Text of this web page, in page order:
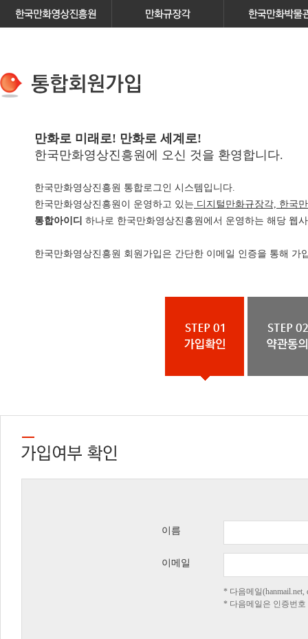
만화로 미래로! 만화로 세계로!
한국만화영상진흥원에 오신 것을 환영합니다.
한국만화영상진흥원 통합로그인 시스템입니다.
한국만화영상진흥원이 운영하고 있는 디지털만화규장각, 한국
통합아이디 하나로 한국만화영상진흥원에서 운영하는 해당 웹
한국만화영상진흥원 회원가입은 간단한 이메일 인증을 통해 가
이름
이메일
* 다음메일
* 다음메일은 인증번